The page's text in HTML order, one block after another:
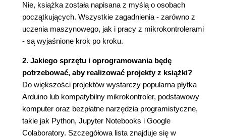
Google Colaboratory
TensorFlow i Keras
Budowa naszego modelu
Importowanie pakietów
Generowanie danych
Rozdzielanie danych
Definiowanie podstawowego modelu
Trenowanie naszego modelu
Wskaźniki treningu
Wykres historii
Ulepszenie naszego modelu
Nie, książka została napisana z myślą o osobach
początkujących. Wszystkie zagadnienia - zarówno z
uczenia maszynowego, jak i pracy z mikrokontrolerami
- są wyjaśnione krok po kroku.
2. Jakiego sprzętu i oprogramowania będę
potrzebować, aby realizować projekty z książki?
Do większości projektów wystarczy popularna płytka
Arduino lub kompatybilny mikrokontroler, podstawowy
komputer oraz bezpłatne narzędzia programistyczne,
takie jak Python, Jupyter Notebooks i Google
Colaboratory. Szczegółowa lista znajduje się w